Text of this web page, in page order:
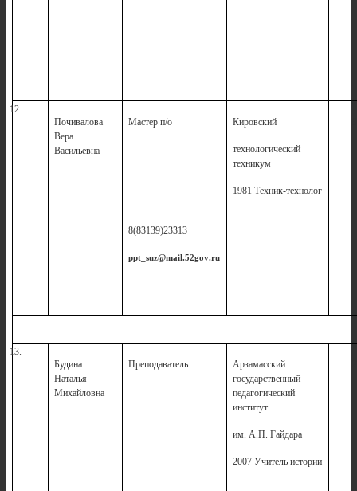
12.
Почивалова
Вера
Васильевна
Мастер п/о
8(83139)23313
ppt _suz@mail.52gov.ru
Кировский
технологический
техникум
1981 Техник-технолог
13.
Будина
Наталья
Михайловна
Преподаватель
Арзамасский
государственный
педагогический
институт
им. А.П. Гайдара
2007 Учитель истории